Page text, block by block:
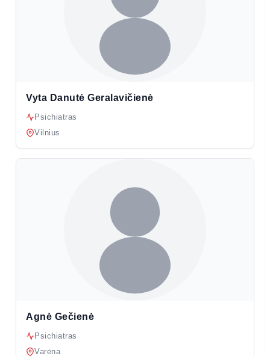
Vyta Danutė Geralavičienė
Psichiatras
Vilnius
Agnė Gečienė
Psichiatras
Varėna